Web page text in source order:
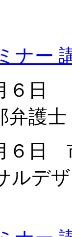
ナー
６日
弁護士
６日
ルデ